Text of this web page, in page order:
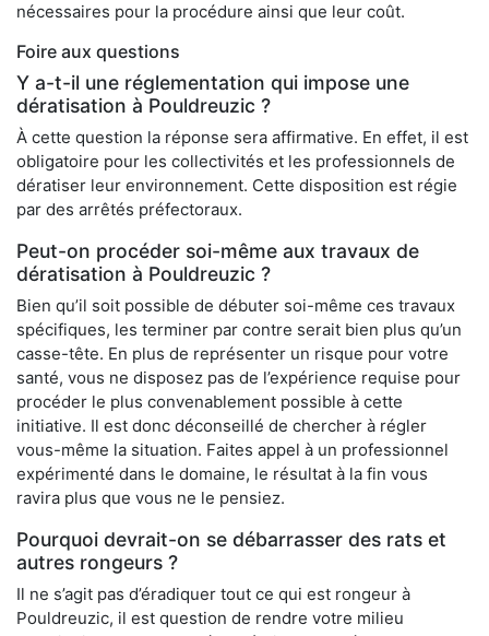
nécessaires pour la procédure ainsi que leur coût.
Foire aux questions
Y a-t-il une réglementation qui impose une
dératisation à Pouldreuzic ?
À cette question la réponse sera affirmative. En effet, il est
obligatoire pour les collectivités et les professionnels de
dératiser leur environnement. Cette disposition est régie
par des arrêtés préfectoraux.
Peut-on procéder soi-même aux travaux de
dératisation à Pouldreuzic ?
Bien qu’il soit possible de débuter soi-même ces travaux
spécifiques, les terminer par contre serait bien plus qu’un
casse-tête. En plus de représenter un risque pour votre
santé, vous ne disposez pas de l’expérience requise pour
procéder le plus convenablement possible à cette
initiative. Il est donc déconseillé de chercher à régler
vous-même la situation. Faites appel à un professionnel
expérimenté dans le domaine, le résultat à la fin vous
ravira plus que vous ne le pensiez.
Pourquoi devrait-on se débarrasser des rats et
autres rongeurs ?
Il ne s’agit pas d’éradiquer tout ce qui est rongeur à
Pouldreuzic, il est question de rendre votre milieu